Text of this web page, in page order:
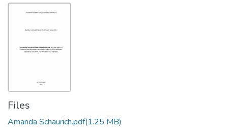
Files
Amanda Schaurich.pdf(1.25 MB)